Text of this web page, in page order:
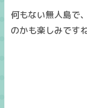
何もない無人島で
のかも楽しみです